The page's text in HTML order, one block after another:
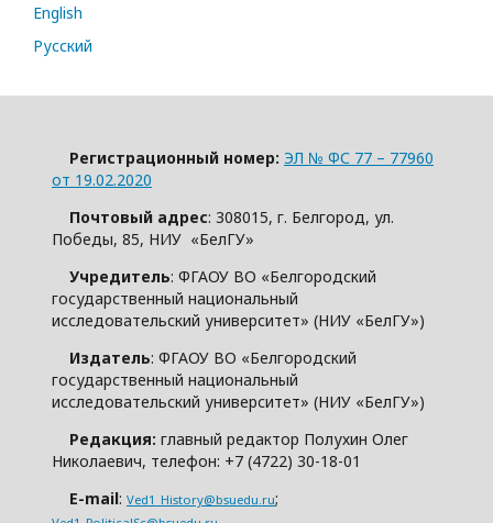
English
Русский
Регистрационный номер: ЭЛ № ФС 77 – 77960
от 19.02.2020
Почтовый адрес: 308015, г. Белгород, ул.
Победы, 85, НИУ «БелГУ»
Учредитель: ФГАОУ ВО «Белгородский
государственный национальный
исследовательский университет» (НИУ «БелГУ»)
Издатель: ФГАОУ ВО «Белгородский
государственный национальный
исследовательский университет» (НИУ «БелГУ»)
Редакция: главный редактор Полухин Олег
Николаевич, телефон: +7 (4722) 30-18-01
E-mail: Ved1_History@bsuedu.ru;